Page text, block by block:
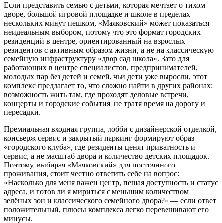
Если представить семью с детьми, которая мечтает о тихом
дворе, большой игровой площадке и школе в пределах
нескольких минут пешком, «Маяковский» может показаться
неидеальным выбором, потому что это формат городских
резиденций в центре, ориентированный на взрослых
резидентов с активным образом жизни, а не на классическую
семейную инфраструктуру «двор сад школа». Зато для
работающих в центре специалистов, предпринимателей,
молодых пар без детей и семей, чьи дети уже выросли, этот
комплекс предлагает то, что сложно найти в других районах:
возможность жить там, где проходят деловые встречи,
концерты и городские события, не тратя время на дорогу и
пересадки.
Премиальная входная группа, лобби с дизайнерской отделкой,
консьерж сервис и закрытый паркинг формируют образ
«городского клуба», где резиденты ценят приватность и
сервис, а не масштаб двора и количество детских площадок.
Поэтому, выбирая «Маяковский» для постоянного
проживания, стоит честно ответить себе на вопрос:
«Насколько для меня важен центр, пешая доступность и статус
адреса, и готов ли я мириться с меньшим количеством
зелёных зон и классического семейного двора?» — если ответ
положительный, плюсы комплекса легко перевешивают его
минусы.